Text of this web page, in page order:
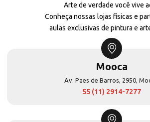
Arte de verdade você vive
Conheça nossas lojas físicas e
aulas exclusivas de pintura e
Mooca
Av. Paes de Barros, 2950,
55 (11) 2914-7277